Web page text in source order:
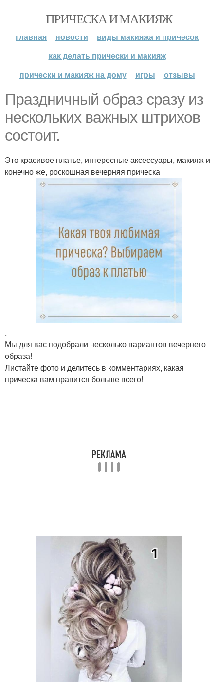
ПРИЧЕСКА И МАКИЯЖ
главная новости
виды макияжа и причесок
как делать прически и макияж
прически и макияж на дому
игры отзывы
Праздничный образ сразу из
нескольких важных штрихов
состоит.
Это красивое платье, интересные аксессуары, макияж и
конечно же, роскошная вечерняя прическа
.
Мы для вас подобрали несколько вариантов вечернего
образа!
Листайте фото и делитесь в комментариях, какая
прическа вам нравится больше всего!